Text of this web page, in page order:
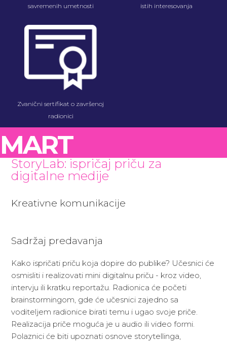
savremenih umetnosti
istih interesovanja
Zvanični sertifikat o završenoj
radionici
MART
StoryLab: ispričaj priču za
digitalne medije
Kreativne komunikacije
Sadržaj predavanja
Kako ispričati priču koja dopire do publike? Učesnici će
osmisliti i realizovati mini digitalnu priču - kroz video,
intervju ili kratku reportažu. Radionica će početi
brainstormingom, gde će učesnici zajedno sa
voditeljem radionice birati temu i ugao svoje priče.
Realizacija priče moguća je u audio ili video formi.
Polaznici će biti upoznati osnove storytellinga,